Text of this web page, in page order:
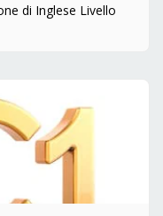
di Inglese Livello